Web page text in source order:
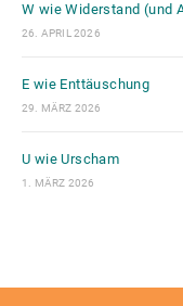
W wie Widerstand (und
26. APRIL 2026
E wie Enttäuschung
29. MÄRZ 2026
U wie Urscham
1. MÄRZ 2026